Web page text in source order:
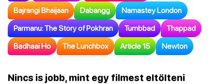
Bajrangi Bhaijaan Dabangg Namastey London
Parmanu: The Story of Pokhran Tumbbad Thappad
Badhaai Ho The Lunchbox Article 15 Newton
Nincs is jobb, mint egy filmest eltölteni